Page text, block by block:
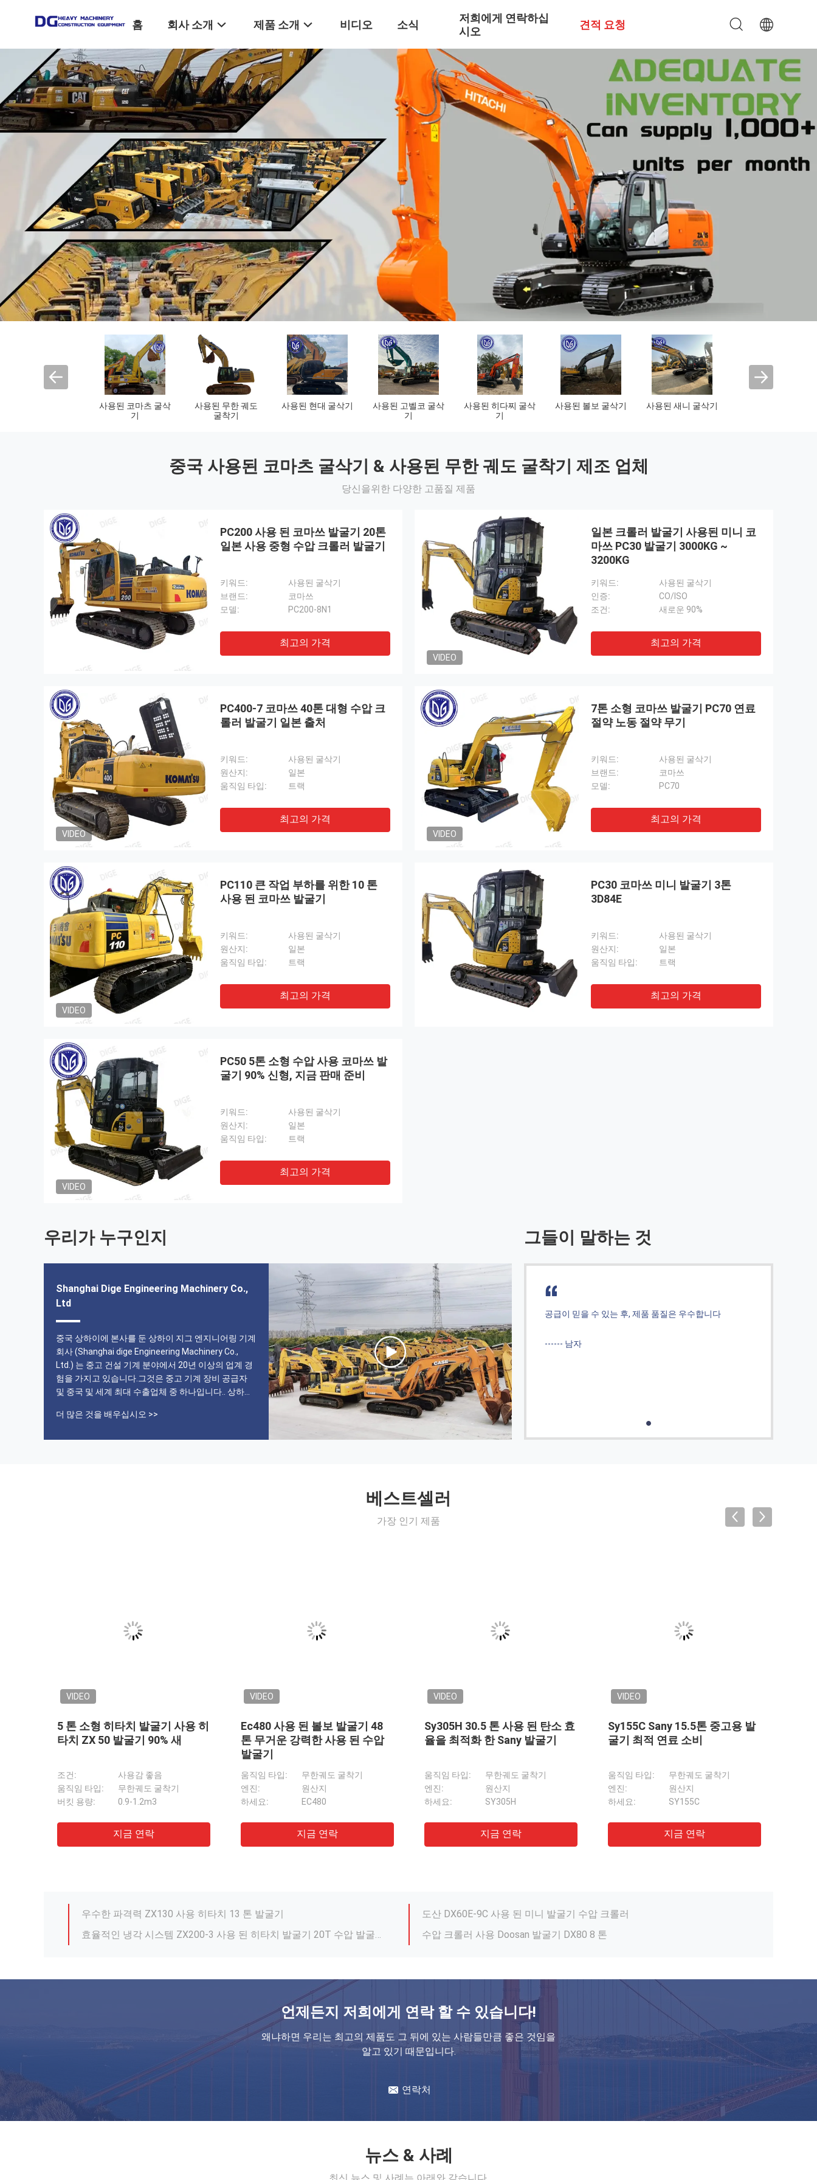
홈 회사 소개 제품 소개 비디오 소식
저희에게 연락하십
시오
견적 요청
사용된 두산 굴삭기
중고 Kubota 굴삭
기
중고 코마츠 로더
사용 된 Caterpillar
로더
사용 된 Liugong 로
더
중고 SDLG 로더 사용 된 XCMG 로더
중국 사용된 코마츠 굴삭기 & 사용된 무한 궤도 굴착기 제조 업체
당신을위한 다양한 고품질 제품
PC200 사용 된 코마쓰 발굴기 20톤
일본 사용 중형 수압 크롤러 발굴기
키워드:
사용된 굴삭기
브랜드:
코마쓰
모델:
PC200-8N1
최고의 가격
VIDEO
일본 크롤러 발굴기 사용된 미니 코
마쓰 PC30 발굴기 3000KG ~
3200KG
키워드:
사용된 굴삭기
인증:
CO/ISO
조건:
새로운 90%
최고의 가격
VIDEO
PC400-7 코마쓰 40톤 대형 수압 크
롤러 발굴기 일본 출처
키워드:
사용된 굴삭기
원산지:
일본
움직임 타입:
트랙
최고의 가격
VIDEO
7톤 소형 코마쓰 발굴기 PC70 연료
절약 노동 절약 무기
키워드:
사용된 굴삭기
브랜드:
코마쓰
모델:
PC70
최고의 가격
VIDEO
PC110 큰 작업 부하를 위한 10 톤
사용 된 코마쓰 발굴기
키워드:
사용된 굴삭기
원산지:
일본
움직임 타입:
트랙
최고의 가격
PC30 코마쓰 미니 발굴기 3톤
3D84E
키워드:
사용된 굴삭기
원산지:
일본
움직임 타입:
트랙
최고의 가격
VIDEO
PC50 5톤 소형 수압 사용 코마쓰 발
굴기 90% 신형, 지금 판매 준비
키워드:
사용된 굴삭기
원산지:
일본
움직임 타입:
트랙
최고의 가격
우리가 누구인지
Shanghai Dige Engineering Machinery Co.,
Ltd
중국 상하이에 본사를 둔 상하이 지그 엔지니어링 기계
회사 (Shanghai dige Engineering Machinery Co.,
Ltd.) 는 중고 건설 기계 분야에서 20년 이상의 업계 경
험을 가지고 있습니다.그것은 중고 기계 장비 공급자
및 중국 및 세계 최대 수출업체 중 하나입니다.. 상하이
저, 모터 그레이더 등과 같은 중고 기계 장비에 종사합
더 많은 것을 배우십시오 >>
그들이 말하는 것
공급이 믿을 수 있는 후, 제품 품질은 우수합니다
------ 남자
공급이 믿을 수 있는 후, 제품 품질은 우수합니다
------ 남자
베스트셀러
가장 인기 제품
VIDEO
혁신적인 R485 사용 된 현대 발
굴기 48.5t 다중 안전 기능
움직임 타입:
무한궤도 굴착기
엔진:
원산지
하세요:
R485
지금 연락
VIDEO
Sy75 7.5 톤 사용 된 SANY 발굴
기 첨단 전자 제어 기술
움직임 타입:
무한궤도 굴착기
엔진:
원산지
하세요:
SY75C
지금 연락
첨단 시스템 PC200-7 사용 된 발굴기 95 새로운 코마쓰 발굴기
ZX50U 5톤 사용 히타치 발굴기 고강성 재료의 내구성
ZX70 사용 하 여 히타치 7 톤 발굴기
PC360-7 36 톤 사용 된 코마쓰 발굴기 대형 건설 장비
효율적인 냉각 시스템 사용 Sany Sy26u 2.6 톤 수압 광산 발굴기
SY305H 30.5 톤 사용 된 SANY 발굴기 중국 사용 된 수압 발굴기
코마쓰 PC400-8 40 톤 중구 코마쓰 발굴기 큰 작업량 광산 장비
코마쓰 PC150W 15톤 사용 된 바퀴 발굴기 수압 운전
첨단 시스템 PC200-7 사용 된 발굴기 95 새로운 코마쓰 발굴기
내구성을 위한 견고한 프레임 구조 PC400-7 사용 된 발굴기
ZX50U 5톤 사용 히타치 발굴기 고강성 재료의 내구성
DH55 미니 사용 된 Doosan 발굴기 사용 된 수압 크롤러
ZX70 사용 하 여 히타치 7 톤 발굴기
사용 된 히타치 ZX120 12 톤 엑스카버
언제든지 저희에게 연락 할 수 있습니다!
왜냐하면 우리는 최고의 제품도 그 뒤에 있는 사람들만큼 좋은 것임을
알고 있기 때문입니다.
연락처
뉴스 & 사례